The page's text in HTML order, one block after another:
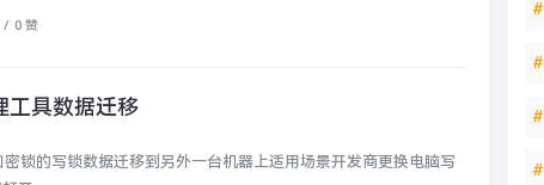
/ 0 赞
工具数据迁移
锁的写锁数据迁移到另外一台机器上适用场景​开发商更换电脑写
#
#
#
#